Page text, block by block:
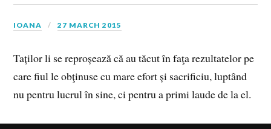
IOANA 27 MARCH 2015
Taților li se reproșează că au tăcut în faţa rezultatelor pe
care fiul le obţinuse cu mare efort și sacrificiu, luptând
nu pentru lucrul în sine, ci pentru a primi laude de la el.